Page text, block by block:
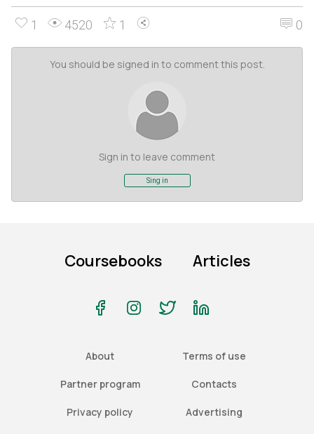
1 4520 1 0
You should be signed in to comment this post.
Sign in to leave comment
Sing in
Coursebooks Articles
About Terms of use
Partner program Contacts
Privacy policy Advertising